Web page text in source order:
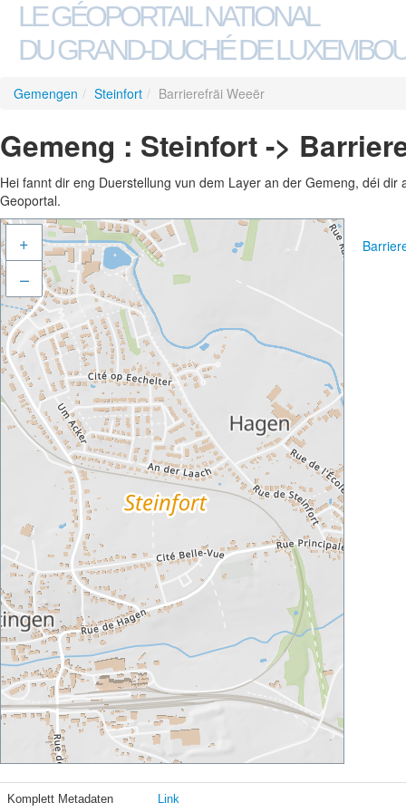
LE GÉOPORTAIL NATIONAL
DU GRAND-DUCHÉ DE
Gemengen / Steinfort / Barrierefräi Weeër
Gemeng : Steinfort ->
Hei fannt dir eng Duerstellung vun dem Layer an der Gemeng, déi
Geoportal.
+
–
Komplett Metadaten Link